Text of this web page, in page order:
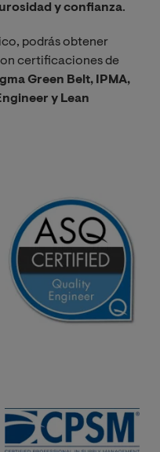
y confianza.
podrás obtener
certificaciones de
Green Belt, IPMA,
y Lean